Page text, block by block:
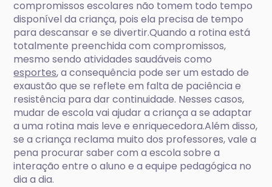
compromissos escolares não tomem todo tempo
disponível da criança, pois ela precisa de tempo
para descansar e se divertir.Quando a rotina está
totalmente preenchida com compromissos,
mesmo sendo atividades saudáveis como
esportes, a consequência pode ser um estado de
exaustão que se reflete em falta de paciência e
resistência para dar continuidade. Nesses casos,
mudar de escola vai ajudar a criança a se adaptar
a uma rotina mais leve e enriquecedora.Além disso,
se a criança reclama muito dos professores, vale a
pena procurar saber com a escola sobre a
interação entre o aluno e a equipe pedagógica no
dia a dia.